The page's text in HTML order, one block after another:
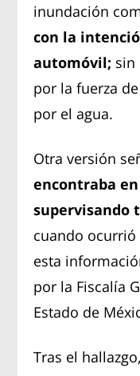
inundación
con la
automóvil; sin
por la fuerza
por el agua.
Otra versión
encontraba
supervisando
cuando
esta
por la Fiscalía
Estado de
Tras el